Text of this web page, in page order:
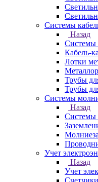
Системы
Назад
Системы
Кабель-
Лотки
Трубы
Трубы
Системы
Назад
Системы
Учет
Назад
Учет